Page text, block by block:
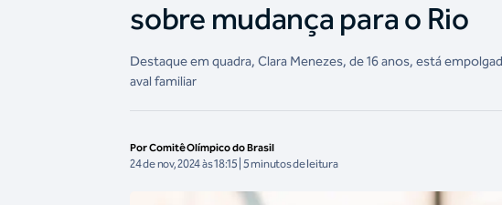
sobre mudança para o Rio
Destaque em quadra, Clara Menezes, de 16 anos, está
aval familiar
Por Comitê Olímpico do Brasil
24 de nov, 2024 às 18:15 | 5 minutos de leitura